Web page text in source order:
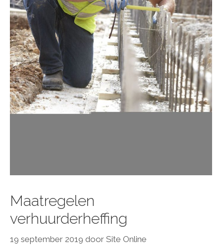
Maatregelen
verhuurderheffing
19 september 2019 door Site Online